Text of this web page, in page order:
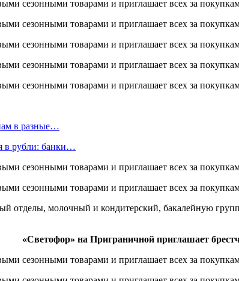
в разные…
в рубли: банки…
отделы, молочный и кондитерский, бакалейную
«Светофор» на Приграничной приглашает